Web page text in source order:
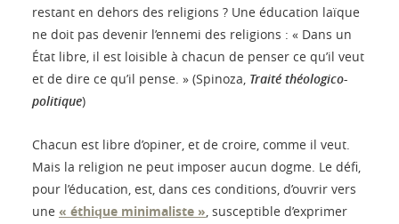
restant en dehors des religions ? Une éducation laïque
ne doit pas devenir l’ennemi des religions : « Dans un
État libre, il est loisible à chacun de penser ce qu’il veut
et de dire ce qu’il pense. » (Spinoza, Traité théologico-
politique)
Chacun est libre d’opiner, et de croire, comme il veut.
Mais la religion ne peut imposer aucun dogme. Le défi,
pour l’éducation, est, dans ces conditions, d’ouvrir vers
une « éthique minimaliste », susceptible d’exprimer